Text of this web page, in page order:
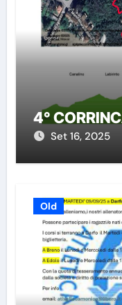
4°
Set 16, 2025
Old